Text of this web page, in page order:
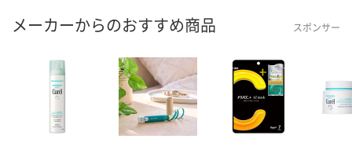
メーカーからのおすすめ商品 スポンサー